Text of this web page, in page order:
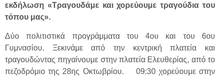
εκδήλωση «Τραγουδάμε και χορεύουμε τραγούδια του
τόπου μας».
Δύο πολιτιστικά προγράμματα του 4ου και του 6ου
Γυμνασίου. Ξεκινάμε από την κεντρική πλατεία και
τραγουδώντας πηγαίνουμε στην πλατεία Ελευθερίας, από το
πεζοδρόμιο της 28ης Οκτωβρίου. 09:30 χορεύουμε στην